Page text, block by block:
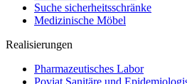
Suche sicherheitsschränke
Medizinische Möbel
Realisierungen
Pharmazeutisches Labor